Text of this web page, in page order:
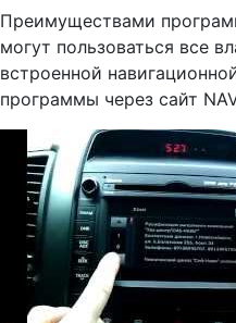
Преимуществами
могут пользоваться все
встроенной
программы через сайт